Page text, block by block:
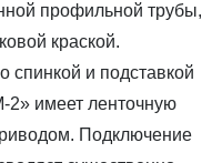
профильной трубы,
краской.
спинкой и подставкой
2» имеет ленточную
Подключение